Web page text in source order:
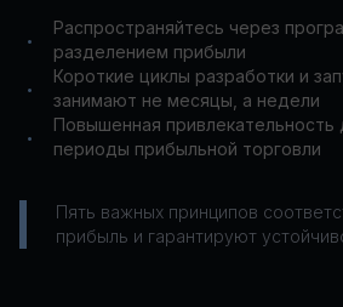
•
Распространяйтесь через
разделением прибыли
•
Короткие циклы разработки и
занимают не месяцы, а недели
•
Повышенная привлекательность
периоды прибыльной торговли
Пять важных принципов
прибыль и гарантируют